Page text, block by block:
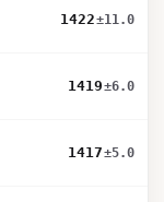
1422±11.0
1419±6.0
1417±5.0